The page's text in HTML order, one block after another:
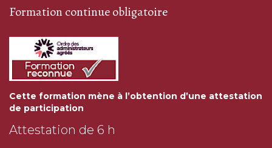
Formation continue obligatoire
Cette formation mène à l’obtention d’une attestation
de participation
Attestation de 6 h